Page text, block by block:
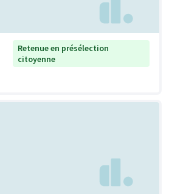
Retenue en présélection
citoyenne